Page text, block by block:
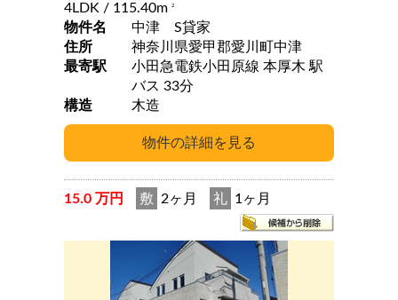
4LDK / 115.40m 2
物件名
中津 S貸家
住所
神奈川県愛甲郡愛川町中津
最寄駅
小田急電鉄小田原線 本厚木 駅
バス 33分
構造
木造
15.0 万円 敷 2ヶ月 礼 1ヶ月